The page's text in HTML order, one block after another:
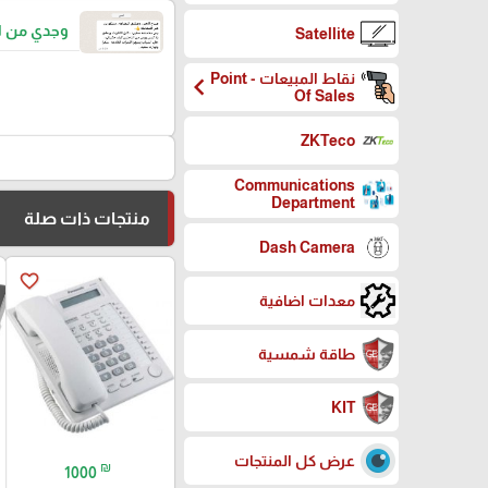
Satellite
نقاط المبيعات - Point
Of Sales
chevron_left
ZKTeco
Communications
Department
Dash Camera
معدات اضافية
طاقة شمسية
KIT
عرض كل المنتجات
وجدي من
منتجات ذات صلة
favorite_border
1000 ₪